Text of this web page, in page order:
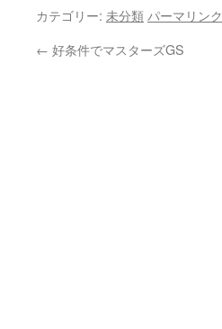
カテゴリー: 未分類パーマリンク
← 好条件でマスターズGS